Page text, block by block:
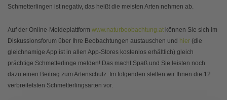
Schmetterlingen ist negativ, das heißt die meisten Arten nehmen ab.
Auf der Online-Meldeplattform www.naturbeobachtung.at können Sie sich im
Diskussionsforum über Ihre Beobachtungen austauschen und hier (die
gleichnamige App ist in allen App-Stores kostenlos erhältlich) gleich
prächtige Schmetterlinge melden! Das macht Spaß und Sie leisten noch
dazu einen Beitrag zum Artenschutz. Im folgenden stellen wir Ihnen die 12
verbreitetsten Schmetterlingsarten vor.